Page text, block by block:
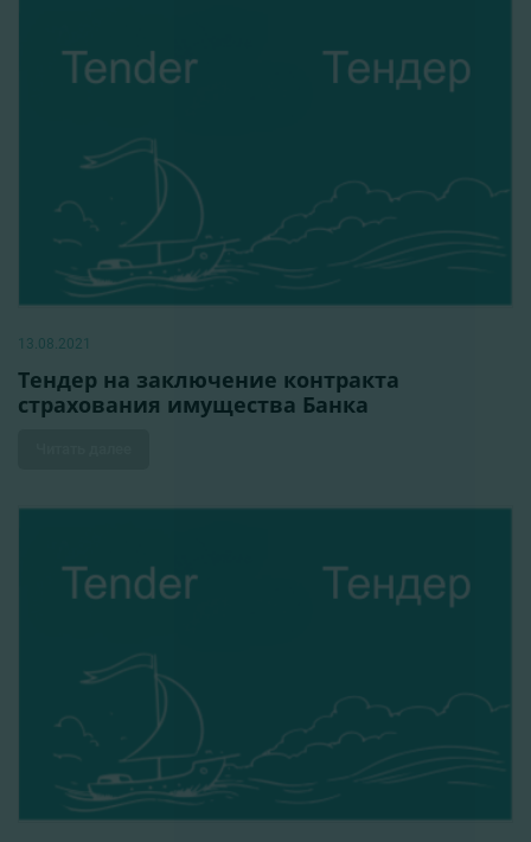
13.08.2021
Тендер на заключение контракта
страхования имущества Банка